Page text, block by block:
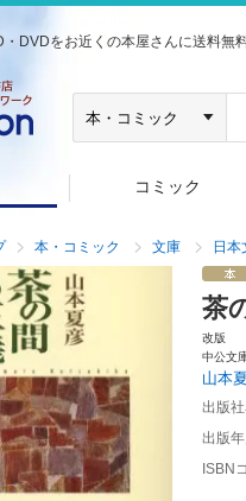
DVDをお近くの本屋さんに送料無
コミック
本・コミック 文庫 日本
茶
改版
中公文
山本
出版社
出版年
ISBN